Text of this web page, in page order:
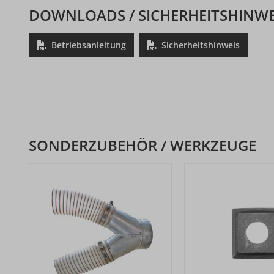
DOWNLOADS /
Betriebsanleitung Sicherheitshinweis
SONDERZUBEHÖR / WERKZEUGE